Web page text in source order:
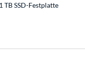
TB SSD-Festplatte